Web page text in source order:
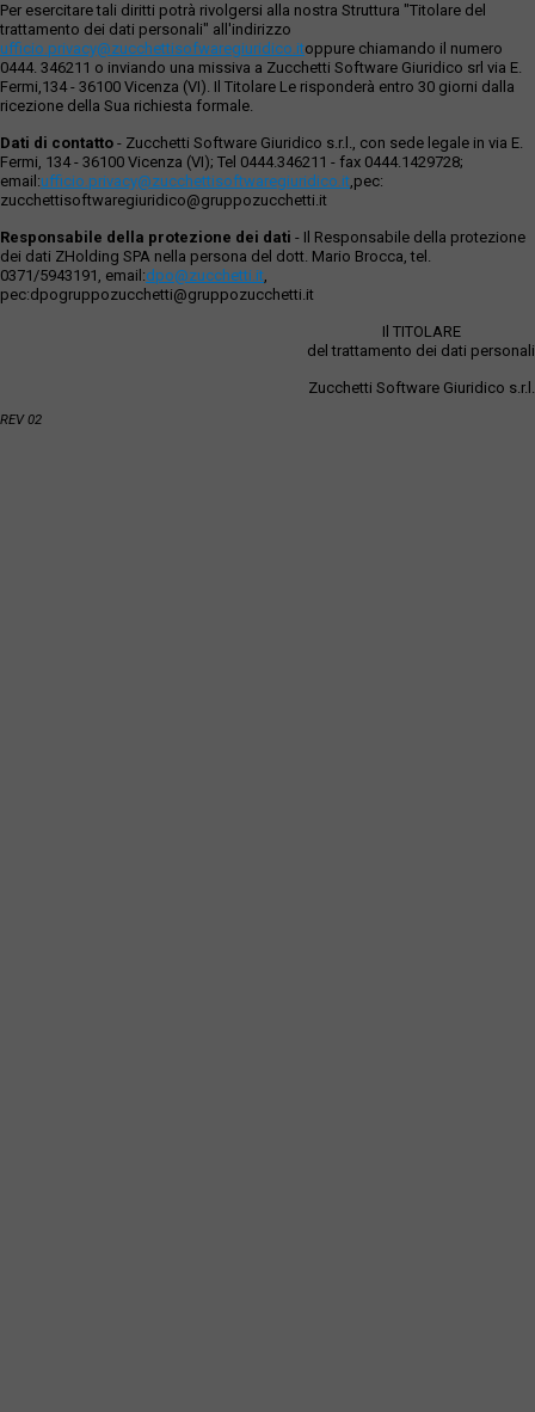
Per esercitare tali diritti potrà rivolgersi alla nostra Struttura "Titolare del
trattamento dei dati personali" all'indirizzo
ufficio.privacy@zucchettisofwaregiuridico.itoppure chiamando il numero
0444. 346211 o inviando una missiva a Zucchetti Software Giuridico srl via E.
Fermi,134 - 36100 Vicenza (VI). Il Titolare Le risponderà entro 30 giorni dalla
ricezione della Sua richiesta formale.
Dati di contatto - Zucchetti Software Giuridico s.r.l., con sede legale in via E.
Fermi, 134 - 36100 Vicenza (VI); Tel 0444.346211 - fax 0444.1429728;
email:ufficio.privacy@zucchettisoftwaregiuridico.it,pec:
zucchettisoftwaregiuridico@gruppozucchetti.it
Responsabile della protezione dei dati - Il Responsabile della protezione
dei dati ZHolding SPA nella persona del dott. Mario Brocca, tel.
0371/5943191, email:dpo@zucchetti.it,
pec:dpogruppozucchetti@gruppozucchetti.it
Il TITOLARE
del trattamento dei dati personali
Zucchetti Software Giuridico s.r.l.
REV 02